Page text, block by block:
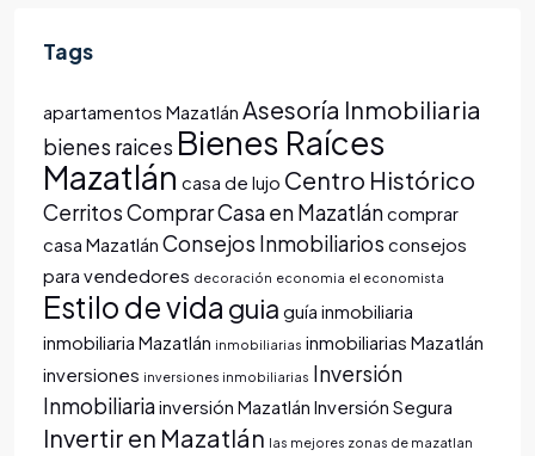
Tags
apartamentos Mazatlán Asesoría Inmobiliaria
bienes raices Bienes Raíces
Mazatlán casa de lujo Centro Histórico
CerritosComprar Casa en Mazatláncomprar
casa Mazatlán Consejos Inmobiliarios consejos
para vendedores decoración economia el economista
Estilo de vida guia guía inmobiliaria
inmobiliaria Mazatlán inmobiliarias inmobiliarias Mazatlán
inversiones inversiones inmobiliarias Inversión
Inmobiliariainversión Mazatlán Inversión Segura
Invertir en Mazatlán las mejores zonas de mazatlan